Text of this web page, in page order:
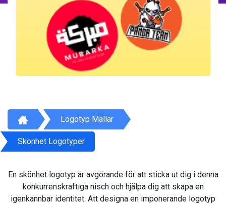
Logotyp Mallar
Skönhet Logotyper
En skönhet logotyp är avgörande för att sticka ut dig i denna
konkurrenskraftiga nisch och hjälpa dig att skapa en
igenkännbar identitet. Att designa en imponerande logotyp